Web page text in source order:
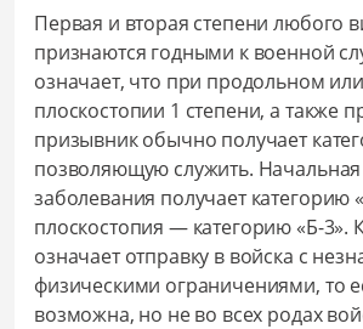
Первая и вторая степени любого
признаются годными к военной
означает, что при продольном
плоскостопии 1 степени, а также
призывник обычно получает
позволяющую служить. Начальная
заболевания получает категорию
плоскостопия — категорию «Б-3».
означает отправку в войска с
физическими ограничениями, то
возможна, но не во всех родах